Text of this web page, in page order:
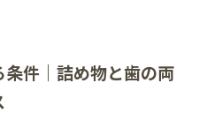
件｜詰め物と歯の両